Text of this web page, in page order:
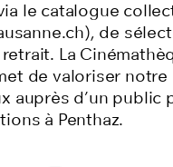
le catalogue
de
La
de valoriser
auprès d’un public
à Penthaz.